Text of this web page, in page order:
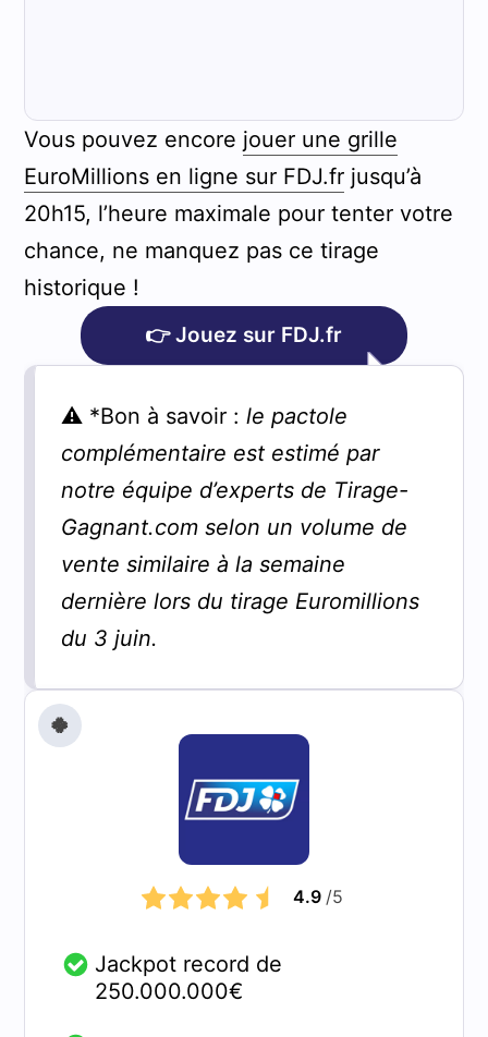
Vous pouvez encore jouer une grille
EuroMillions en ligne sur FDJ.frjusqu’à
20h15, l’heure maximale pour tenter votre
chance, ne manquez pas ce tirage
historique !
👉 Jouez sur FDJ.fr
⚠️ *Bon à savoir : le pactole
complémentaire est estimé par
notre équipe d’experts de Tirage-
Gagnant.com selon un volume de
vente similaire à la semaine
dernière lors du tirage Euromillions
du 3 juin.
🍀
4.9 /5
Jackpot record de
250.000.000€